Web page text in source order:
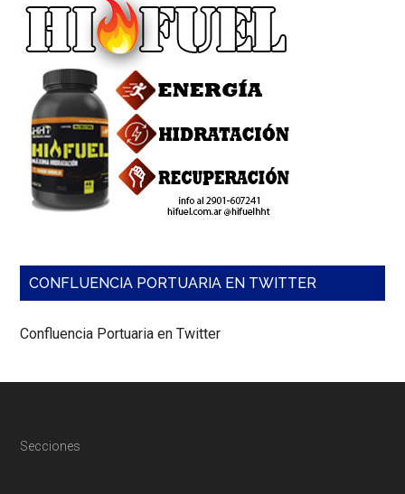
CONFLUENCIA PORTUARIA EN TWITTER
Confluencia Portuaria en Twitter
Footer
Secciones